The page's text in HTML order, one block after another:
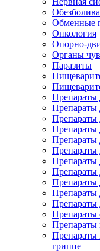
Обменные
Онкология
Опорно-
Органы
Паразиты
Препараты
Препараты
Препараты
Препараты
Препараты
Препараты
Препараты
Препараты
Препараты
Препараты
Препараты
Препараты
Препараты
гриппе